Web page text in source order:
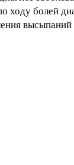
болей
высыпаний